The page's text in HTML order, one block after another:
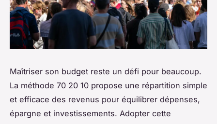
Maîtriser son budget reste un défi pour beaucoup.
La méthode 70 20 10 propose une répartition simple
et efficace des revenus pour équilibrer dépenses,
épargne et investissements. Adopter cette